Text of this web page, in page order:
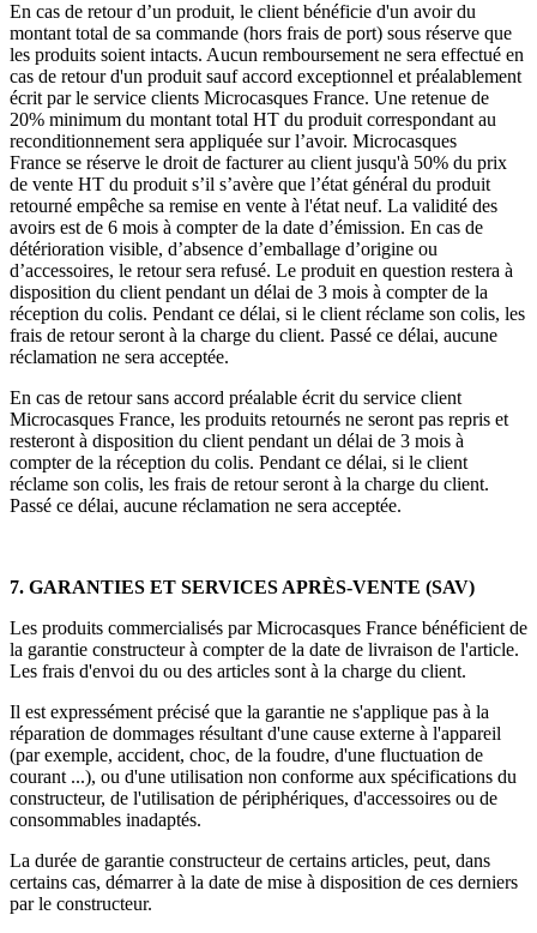
En cas de retour d’un produit, le client bénéficie d'un avoir du
montant total de sa commande (hors frais de port) sous réserve que
les produits soient intacts. Aucun remboursement ne sera effectué en
cas de retour d'un produit sauf accord exceptionnel et préalablement
écrit par le service clients Microcasques France. Une retenue de
20% minimum du montant total HT du produit correspondant au
reconditionnement sera appliquée sur l’avoir. Microcasques
France se réserve le droit de facturer au client jusqu'à 50% du prix
de vente HT du produit s’il s’avère que l’état général du produit
retourné empêche sa remise en vente à l'état neuf. La validité des
avoirs est de 6 mois à compter de la date d’émission. En cas de
détérioration visible, d’absence d’emballage d’origine ou
d’accessoires, le retour sera refusé. Le produit en question restera à
disposition du client pendant un délai de 3 mois à compter de la
réception du colis. Pendant ce délai, si le client réclame son colis, les
frais de retour seront à la charge du client. Passé ce délai, aucune
réclamation ne sera acceptée.
En cas de retour sans accord préalable écrit du service client
Microcasques France, les produits retournés ne seront pas repris et
resteront à disposition du client pendant un délai de 3 mois à
compter de la réception du colis. Pendant ce délai, si le client
réclame son colis, les frais de retour seront à la charge du client.
Passé ce délai, aucune réclamation ne sera acceptée.
7. GARANTIES ET SERVICES APRÈS-VENTE (SAV)
Les produits commercialisés par Microcasques France bénéficient de
la garantie constructeur à compter de la date de livraison de l'article.
Les frais d'envoi du ou des articles sont à la charge du client.
Il est expressément précisé que la garantie ne s'applique pas à la
réparation de dommages résultant d'une cause externe à l'appareil
(par exemple, accident, choc, de la foudre, d'une fluctuation de
courant ...), ou d'une utilisation non conforme aux spécifications du
constructeur, de l'utilisation de périphériques, d'accessoires ou de
consommables inadaptés.
La durée de garantie constructeur de certains articles, peut, dans
certains cas, démarrer à la date de mise à disposition de ces derniers
par le constructeur.